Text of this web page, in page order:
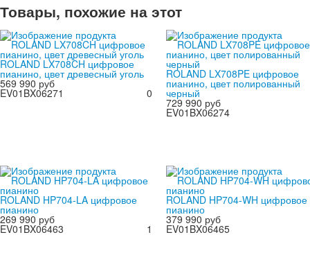
Товары, похожие на этот
ROLAND LX708CH цифровое
пианино, цвет древесный уголь
569 990 руб
0
EV01BX06271
ROLAND LX708PE цифровое
пианино, цвет полированный
черный
729 990 руб
EV01BX06274
ROLAND HP704-LA цифровое
пианино
269 990 руб
1
EV01BX06463
ROLAND HP704-WH цифровое
пианино
379 990 руб
EV01BX06465